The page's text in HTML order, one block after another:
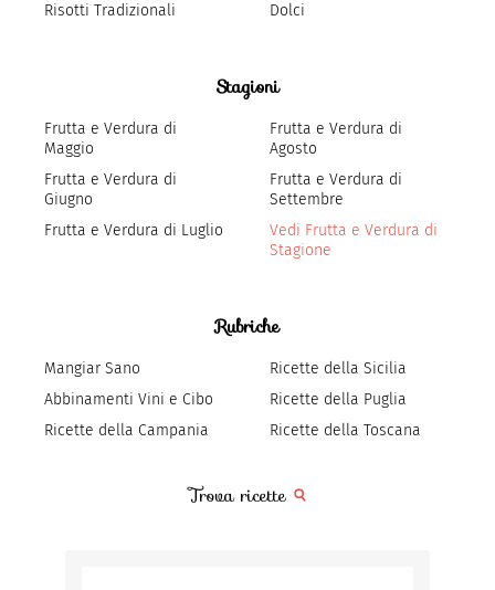
Risotti Tradizionali
Dolci
Stagioni
Frutta e Verdura di
Maggio
Frutta e Verdura di
Giugno
Frutta e Verdura di Luglio
Frutta e Verdura di
Agosto
Frutta e Verdura di
Settembre
Vedi Frutta e Verdura di
Stagione
Rubriche
Mangiar Sano
Abbinamenti Vini e Cibo
Ricette della Campania
Ricette della Sicilia
Ricette della Puglia
Ricette della Toscana
Trova ricette